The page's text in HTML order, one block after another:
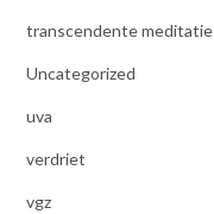
transcendente meditatie
Uncategorized
uva
verdriet
vgz